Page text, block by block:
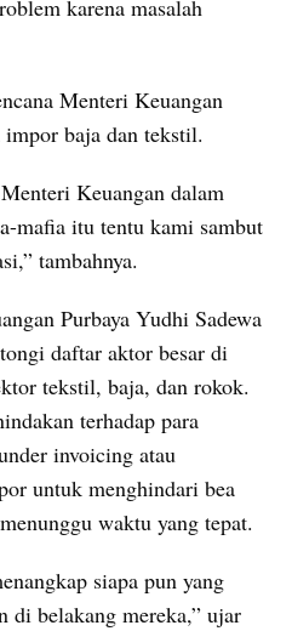
karena masalah
Menteri Keuangan
baja dan tekstil.
Keuangan dalam
mafia itu tentu kami sambut
tambahnya.
Purbaya Yudhi Sadewa
daftar aktor besar di
tekstil, baja, dan rokok.
terhadap para
invoicing atau
untuk menghindari bea
waktu yang tepat.
siapa pun yang
di belakang mereka,” ujar